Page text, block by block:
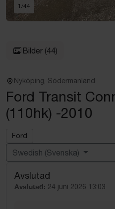
1 /44
Bilder (44)
Nyköping, Södermanland
Ford Transit
(110hk) -2010
Ford
Swedish (Svenska)
Powered by
Avslutad
Avslutad: 24 juni 2026 13:03